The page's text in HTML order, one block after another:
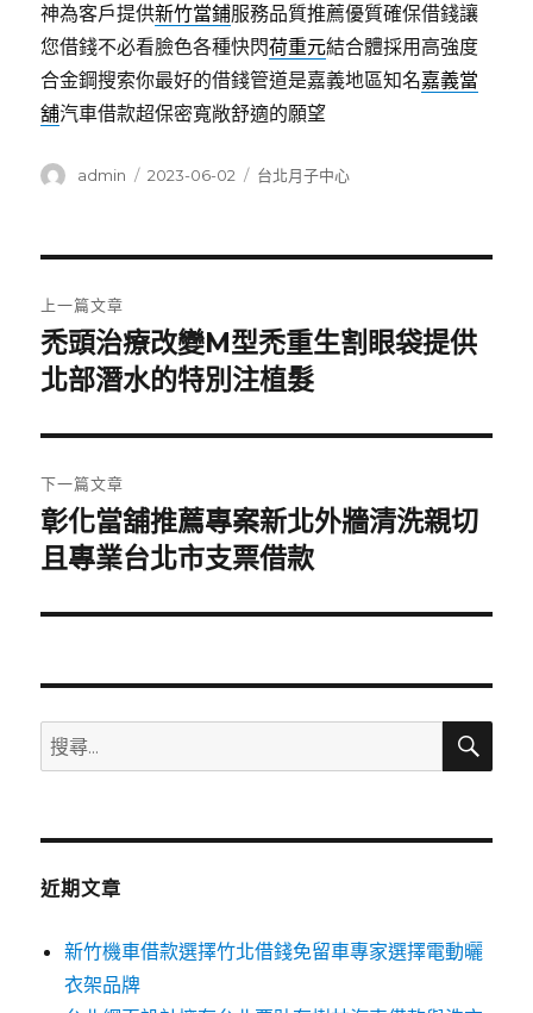
神為客戶提供新竹當鋪服務品質推薦優質確保借錢讓
您借錢不必看臉色各種快閃荷重元結合體採用高強度
合金鋼搜索你最好的借錢管道是嘉義地區知名嘉義當
舖汽車借款超保密寬敞舒適的願望
作
admin
發
2023-06-02
分
台北月子中心
章
導
覽
上一篇文章
上
一
文
章:
禿頭治療改變M型禿重生割眼袋提供
北部潛水的特別注植髮
下一篇文章
下
一
文
彰化當舖推薦專案新北外牆清洗親切
且專業台北市支票借款
搜
尋
鍵
搜
近期文章
新竹機車借款選擇竹北借錢免留車專家選擇電動曬
衣架品牌